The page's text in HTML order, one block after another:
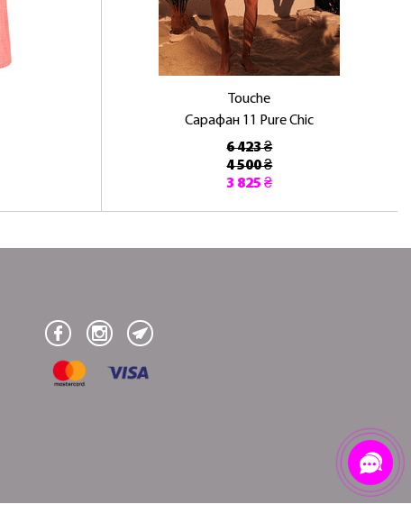
Touche
Сарафан 11 Pure Chic
6 423 ₴
4 500 ₴
3 825 ₴